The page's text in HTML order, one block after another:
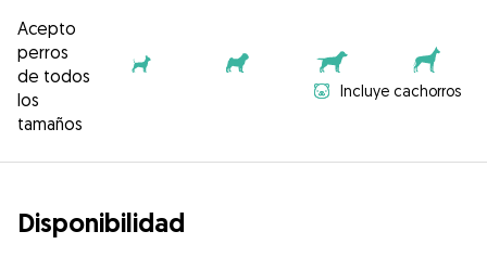
Acepto
perros
de todos
los
tamaños
Incluye cachorros
Disponibilidad